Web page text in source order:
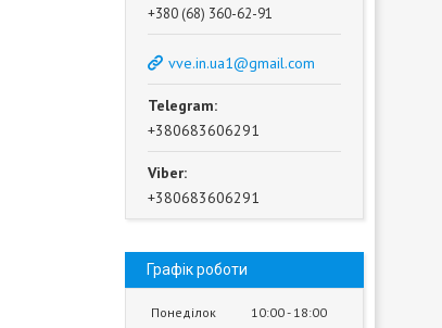
+380 (68) 360-62-91
vve.in.ua1@gmail.com
+380683606291
+380683606291
Графік роботи
Понеділок 10:00 18:00